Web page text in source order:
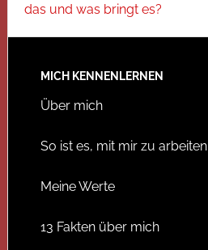
das und was bringt es?
MICH KENNENLERNEN
Über mich
So ist es, mit mir zu arbeiten
Meine Werte
13 Fakten über mich